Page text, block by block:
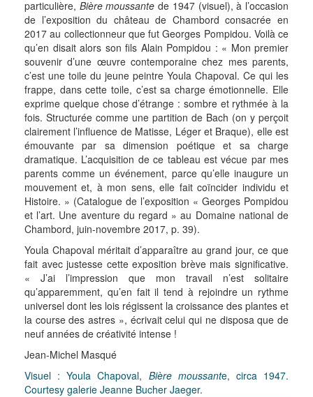
particulière, Bière moussante de 1947 (visuel), à l’occasion
de l’exposition du château de Chambord consacrée en
2017 au collectionneur que fut Georges Pompidou. Voilà ce
qu’en disait alors son fils Alain Pompidou : « Mon premier
souvenir d’une œuvre contemporaine chez mes parents,
c’est une toile du jeune peintre Youla Chapoval. Ce qui les
frappe, dans cette toile, c’est sa charge émotionnelle. Elle
exprime quelque chose d’étrange : sombre et rythmée à la
fois. Structurée comme une partition de Bach (on y perçoit
clairement l’influence de Matisse, Léger et Braque), elle est
émouvante par sa dimension poétique et sa charge
dramatique. L’acquisition de ce tableau est vécue par mes
parents comme un événement, parce qu’elle inaugure un
mouvement et, à mon sens, elle fait coïncider individu et
Histoire. » (Catalogue de l’exposition « Georges Pompidou
et l’art. Une aventure du regard » au Domaine national de
Chambord, juin-novembre 2017, p. 39).
Youla Chapoval méritait d’apparaître au grand jour, ce que
fait avec justesse cette exposition brève mais significative.
« J’ai l’impression que mon travail n’est solitaire
qu’apparemment, qu’en fait il tend à rejoindre un rythme
universel dont les lois régissent la croissance des plantes et
la course des astres », écrivait celui qui ne disposa que de
neuf années de créativité intense !
Jean-Michel Masqué
Visuel : Youla Chapoval, Bière moussante, circa 1947.
Courtesy galerie Jeanne Bucher Jaeger.